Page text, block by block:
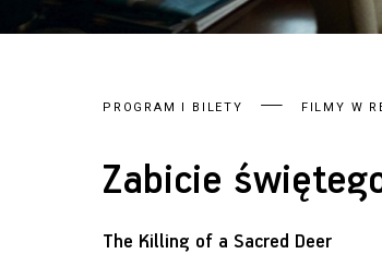
PROGRAM I BILETY FILMY W
Zabicie
The Killing of a Sacred Deer